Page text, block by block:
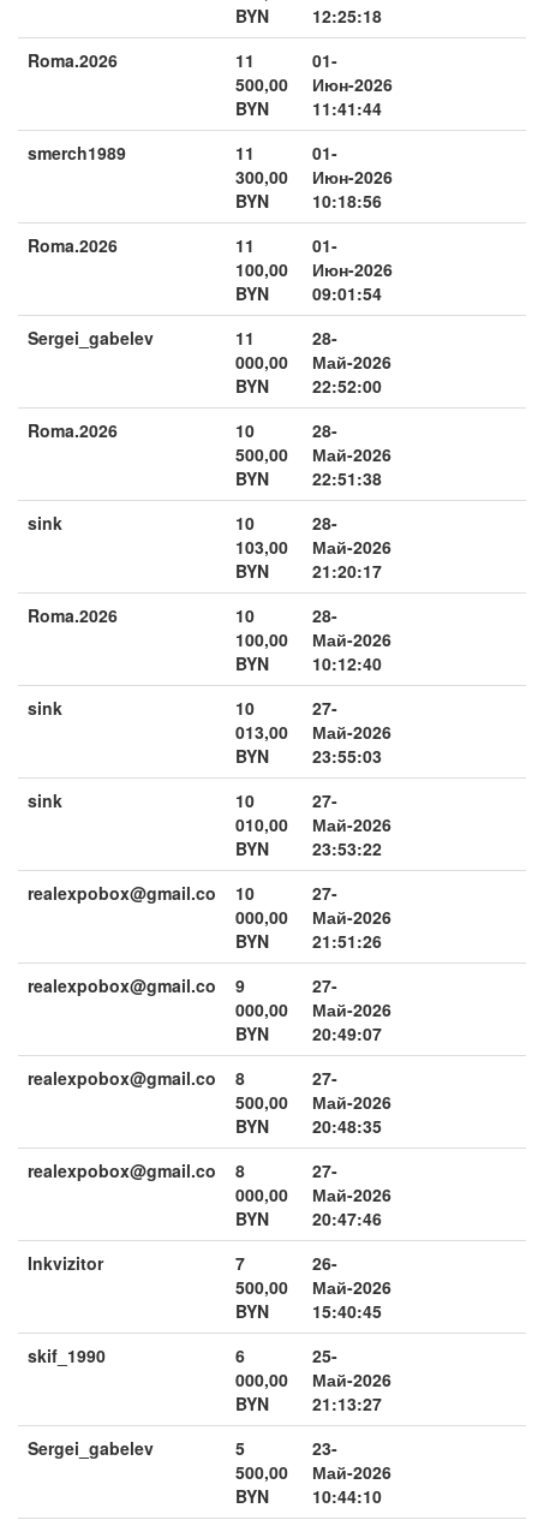
BYN
12:25:18
Roma.2026
11
500,00
BYN
01-
Июн-2026
11:41:44
smerch1989
11
300,00
BYN
01-
Июн-2026
10:18:56
Roma.2026
11
100,00
BYN
01-
Июн-2026
09:01:54
Sergei_gabelev
11
000,00
BYN
28-
Май-2026
22:52:00
Roma.2026
10
500,00
BYN
28-
Май-2026
22:51:38
sink
10
103,00
BYN
28-
Май-2026
21:20:17
Roma.2026
10
100,00
BYN
28-
Май-2026
10:12:40
sink
10
013,00
BYN
27-
Май-2026
23:55:03
sink
10
010,00
BYN
27-
Май-2026
23:53:22
realexpobox@gmail.co
10
000,00
BYN
27-
Май-2026
21:51:26
realexpobox@gmail.co
9
000,00
BYN
27-
Май-2026
20:49:07
realexpobox@gmail.co
8
500,00
BYN
27-
Май-2026
20:48:35
realexpobox@gmail.co
8
000,00
BYN
27-
Май-2026
20:47:46
Inkvizitor
7
500,00
BYN
26-
Май-2026
15:40:45
skif_1990
6
000,00
BYN
25-
Май-2026
21:13:27
Sergei_gabelev
5
500,00
BYN
23-
Май-2026
10:44:10